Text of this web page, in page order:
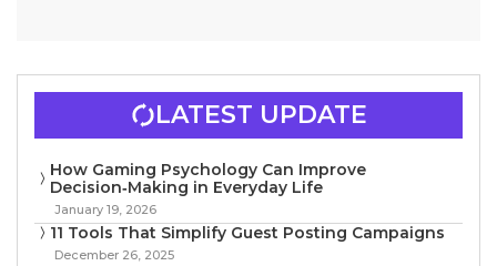
LATEST UPDATE
How Gaming Psychology Can Improve
Decision‑Making in Everyday Life
January 19, 2026
11 Tools That Simplify Guest Posting Campaigns
December 26, 2025